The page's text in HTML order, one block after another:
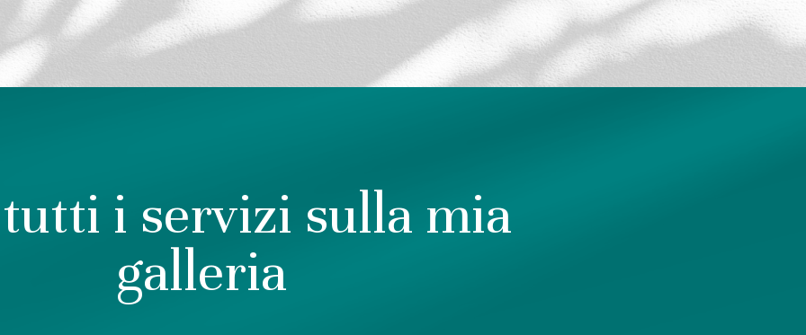
i servizi sulla mia
galleria